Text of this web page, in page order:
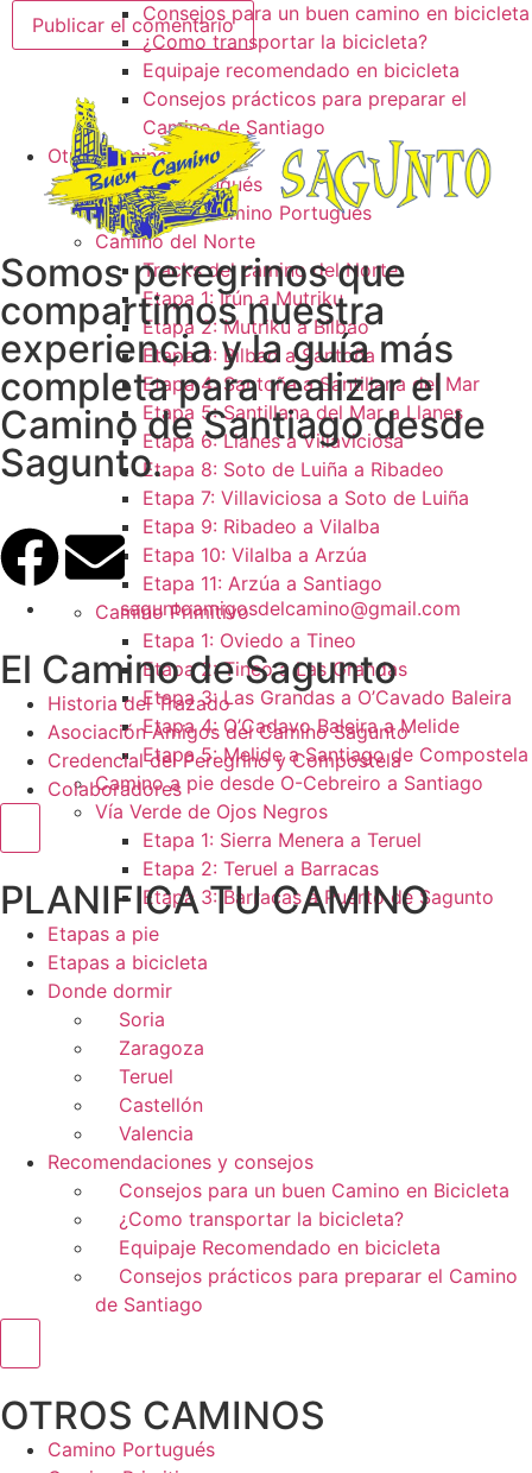
Consejos para un buen camino en bicicleta
¿Como transportar la bicicleta?
Equipaje recomendado en bicicleta
Consejos prácticos para preparar el
Camino de Santiago
Otros caminos
Camino Portugués
Tracks camino Portugués
Camino del Norte
Tracks del camino del Norte
Etapa 1: Irún a Mutriku
Etapa 2: Mutriku a Bilbao
Etapa 3: Bilbao a Santoña
Etapa 4: Santoña a Santillana del Mar
Etapa 5: Santillana del Mar a Llanes
Etapa 6: Llanes a Villaviciosa
Etapa 8: Soto de Luiña a Ribadeo
Etapa 7: Villaviciosa a Soto de Luiña
Etapa 9: Ribadeo a Vilalba
Etapa 10: Vilalba a Arzúa
Etapa 11: Arzúa a Santiago
Camino Primitivo
Etapa 1: Oviedo a Tineo
Etapa 2: Tineo a Las Grandas
Etapa 3: Las Grandas a O’Cavado Baleira
Etapa 4: O’Cadavo Baleira a Melide
Etapa 5: Melide a Santiago de Compostela
Camino a pie desde O-Cebreiro a Santiago
Vía Verde de Ojos Negros
Etapa 1: Sierra Menera a Teruel
Etapa 2: Teruel a Barracas
Etapa 3: Barracas a Puerto de Sagunto
Somos peregrinos que
compartimos nuestra
experiencia y la guía más
completa para realizar el
Camino de Santiago desde
Sagunto.
saguntoamigosdelcamino@gmail.com
El Camino de Sagunto
Historia del Trazado
Asociación Amigos del Camino Sagunto
Credencial del Peregrino y Compostela
Colaboradores
Menú conmutador hamburguesa
PLANIFICA TU CAMINO
Etapas a pie
Etapas a bicicleta
Donde dormir
Soria
Zaragoza
Teruel
Castellón
Valencia
Recomendaciones y consejos
Consejos para un buen Camino en Bicicleta
¿Como transportar la bicicleta?
Equipaje Recomendado en bicicleta
Consejos prácticos para preparar el Camino
de Santiago
OTROS CAMINOS
Camino Portugués